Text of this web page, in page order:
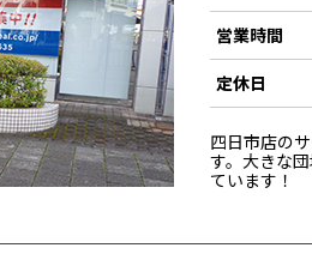
営業時間
定休日
四日市店の
す。大きな
ています！